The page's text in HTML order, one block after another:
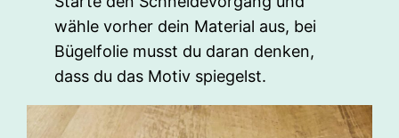
wähle vorher dein Material aus, bei
Bügelfolie musst du daran denken,
dass du das Motiv spiegelst.